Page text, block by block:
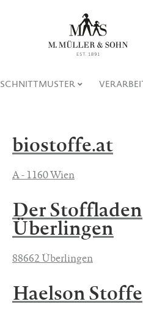
SCHNITTMUSTER
biostoffe.at
A - 1160 Wien
Der Stoffladen
Überlingen
88662 Überlingen
Haelson Stoffe